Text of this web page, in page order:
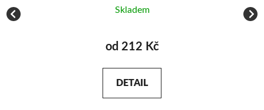
Skladem
od 212 Kč
DETAIL